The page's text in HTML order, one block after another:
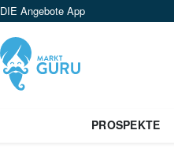
DIE Angebote App
PROSPEKTE